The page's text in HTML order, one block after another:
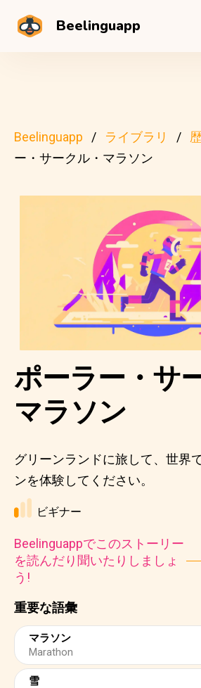
Beelinguapp
Beelinguapp ライブラリ
ー・サークル・マラソン
重要な語彙
マラソン
Marathon
雪
ポーラー・サ
マラソン
グリーンランドに旅して、世界
ンを体験してください。
ビギナー
Beelinguappでこのストーリー
を読んだり聞いたりしましょ
う!